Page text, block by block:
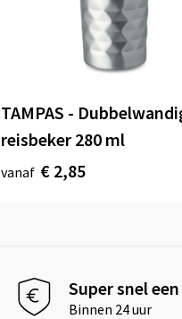
TAMPAS -
reisbeker 280 ml
vanaf € 2,85
Super snel
Binnen 24 uur